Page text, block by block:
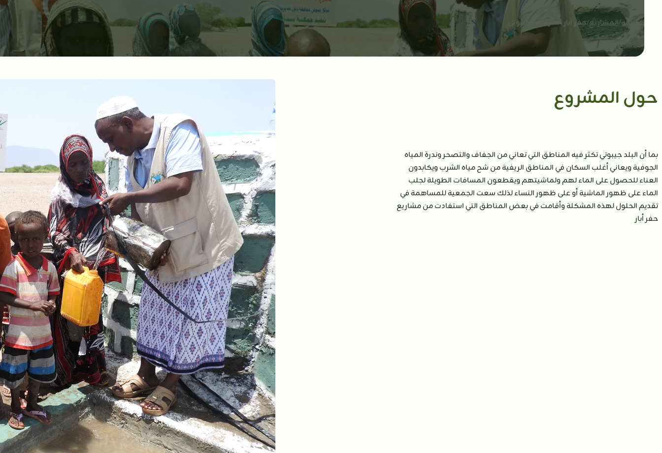
الرئيسة/المشاريع/حفر آبار استوائيه - جيبوتي
حول المشروع
بما أن البلد جيبوتي تكثر فيه المناطق التي تعاني من الجفاف والتصحر وندرة المياه
الجوفية ويعاني أغلب السكان في المناطق الريفية من شح مياه الشرب ويكابدون
العناء للحصول على الماء لهم ولماشيتهم ويقطعون المسافات الطويلة لجلب
الماء على ظهور الماشية أو على ظهور النساء لذلك سعت الجمعية للمساهمة في
تقديم الحلول لهذه المشكلة وأقامت في بعض المناطق التي استفادت من مشاريع
حفر أبار